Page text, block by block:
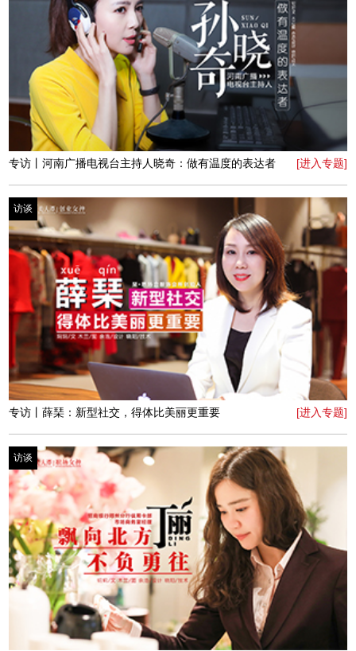
[进入专题]
专访丨95后双胞胎楚俏组合：楚俏依旧芳华
访谈
[进入专题]
专访丨 鹿先生奇遇记
访谈
[进入专题]
专访丨慕颜美妆创始人赵芳 指尖上的造梦师